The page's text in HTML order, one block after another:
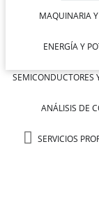
MAQUINARIA
ENERGÍA Y
SEMICONDUCTORES
ANÁLISIS DE
SERVICIOS